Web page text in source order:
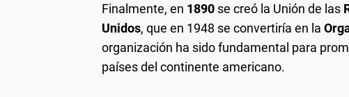
Finalmente, en 1890 se creó la Unión de las
Unidos, que en 1948 se convertiría en la
organización ha sido fundamental para
países del continente americano.